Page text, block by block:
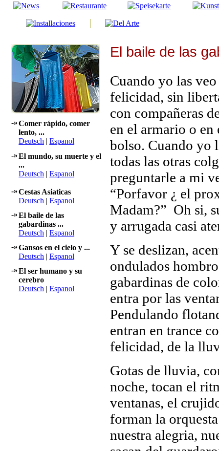
-»Comer rápido, comer
lento, ...
Deutsch | Espanol
-»El mundo, su muerte y el
...
Deutsch | Espanol
-»Cestas Asiaticas
Deutsch | Espanol
-»El baile de las
gabardinas ...
Deutsch | Espanol
-»Gansos en el cielo y ...
Deutsch | Espanol
-»El ser humano y su
cerebro
Deutsch | Espanol
El baile de las
Cuando yo las
felicidad, sin
con compañeras
en el armario o en
bolso. Cuando yo
todas las otras
preguntarle a mi
“Porfavor ¿ el
Madam?” Oh si,
y arrugada casi
Y se deslizan,
ondulados
gabardinas de
entra por las
Pendulando
entran en trance
felicidad, de la
Gotas de lluvia,
noche, tocan el
ventanas, el
forman la
nuestra alegria,